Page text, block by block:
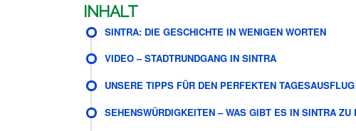
INHALT
SINTRA: DIE GESCHICHTE IN WENIGEN WORTEN
VIDEO – STADTRUNDGANG IN SINTRA
UNSERE TIPPS FÜR DEN PERFEKTEN TAGESAUSFLUG
SEHENSWÜRDIGKEITEN – WAS GIBT ES IN SINTRA ZU